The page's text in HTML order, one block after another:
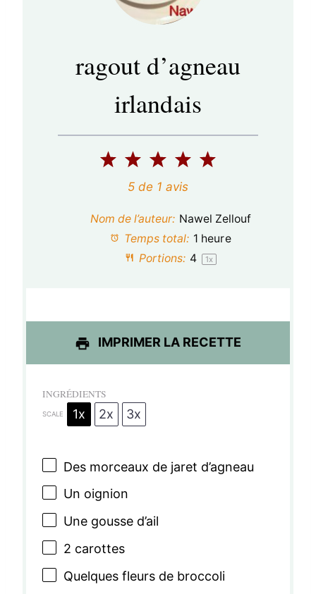
ragout d’agneau
irlandais
5
t
o
i
e
s
4
t
o
i
e
s
3
é
t
o
i
e
s
2
é
t
o
i
e
s
1
t
o
e
5de 1 avis
Nom de l’auteur: Nawel Zellouf
Temps total: 1 heure
Portions: 4 1x
IMPRIMER LA RECETTE
INGRÉDIENTS
SCALE 1x 2x 3x
Des morceaux de jaret d’agneau
Un oignion
Une gousse d’ail
2 carottes
Quelques fleurs de broccoli